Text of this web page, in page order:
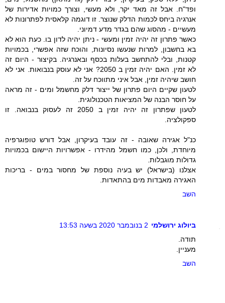
ופד"ח. אבל זה מאד יקר, ולא מעשי, וצורך כמויות אדירות של
אנרגיה ביחס לכמות הדלק שנוצר. זו דוגמה קלאסית לפתרונות לא
מעשיים - מהסוג שהם בגדר מדע דמיוני.
כאשר פתרון זה יהיה זמין ומעשי - ניתן יהיה לדון בו. כעת הוא לא
בא בחשבון, למרות שנעשו נסיונות, והוכח שזה אפשרי, בכמויות
קטנות, ובלי להתחשב בעלות בכסף ובאנרגיה. בקיצור - היום זה
לא זמין. האם יהיה זמין ב 2050? אני לא עוסק בנבואות. אני לא
חושב שיהיה זמין, אבל איני מתווכח על זה.
לטעון שקיים היום פתרון של ייצור דלק מחשמל ומים - זה מראה
על חוסר הבנה של המציאות הטכנולוגית.
לטעון שפתרון זה יהיה זמין ב 2050 זה לעסוק בנבואה. זו
ספקולציה.
כנ"ל אגירה שאובה - זה עובד בעיקרון, אבל דורש טופוגרפיה
מיוחדת, ולכן, כמו חשמל מהידרו - אפשרויות היישום בכמויות
גדולות מוגבלות.
אצלנו (בישראל) יש בעיה נוספת של מחסור במים - בריכות
האגירה מאבדות מים בהתאדות.
השב
ביולוג ירושלמי 2 בנובמבר 2020 בשעה 13:53
תודה.
מעניין.
השב